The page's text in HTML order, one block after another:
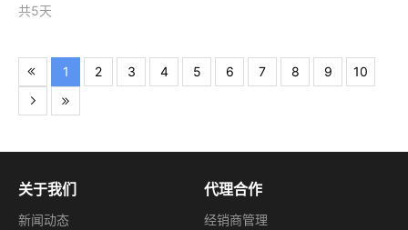
共5天
1 2 3 4 5 6 7 8 9 10
关于我们
新闻动态
代理合作
经销商管理